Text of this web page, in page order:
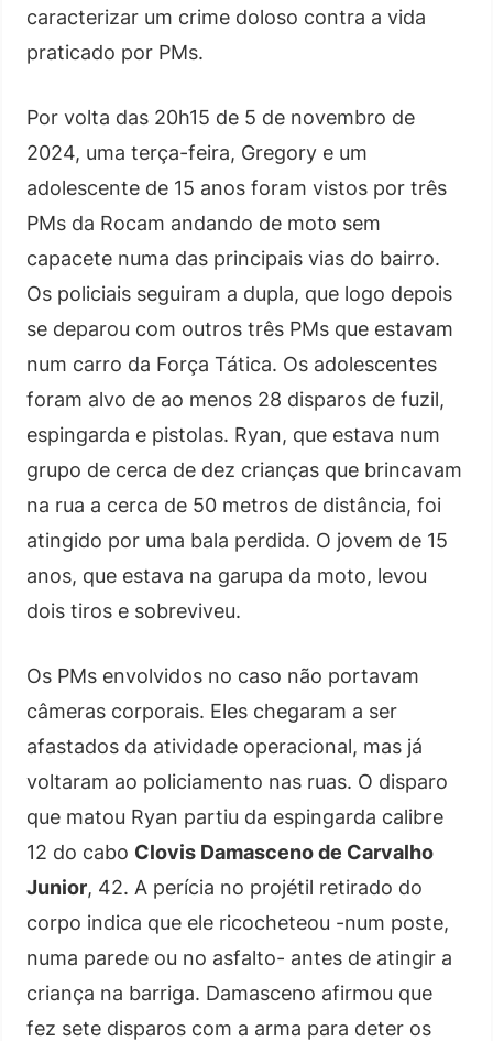
caracterizar um crime doloso contra a vida
praticado por PMs.
Por volta das 20h15 de 5 de novembro de
2024, uma terça-feira, Gregory e um
adolescente de 15 anos foram vistos por três
PMs da Rocam andando de moto sem
capacete numa das principais vias do bairro.
Os policiais seguiram a dupla, que logo depois
se deparou com outros três PMs que estavam
num carro da Força Tática. Os adolescentes
foram alvo de ao menos 28 disparos de fuzil,
espingarda e pistolas. Ryan, que estava num
grupo de cerca de dez crianças que brincavam
na rua a cerca de 50 metros de distância, foi
atingido por uma bala perdida. O jovem de 15
anos, que estava na garupa da moto, levou
dois tiros e sobreviveu.
Os PMs envolvidos no caso não portavam
câmeras corporais. Eles chegaram a ser
afastados da atividade operacional, mas já
voltaram ao policiamento nas ruas. O disparo
que matou Ryan partiu da espingarda calibre
12 do cabo Clovis Damasceno de Carvalho
Junior, 42. A perícia no projétil retirado do
corpo indica que ele ricocheteou -num poste,
numa parede ou no asfalto- antes de atingir a
criança na barriga. Damasceno afirmou que
fez sete disparos com a arma para deter os